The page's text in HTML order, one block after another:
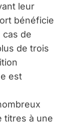
leur
bénéficie
cas de
de trois
est
titres à une